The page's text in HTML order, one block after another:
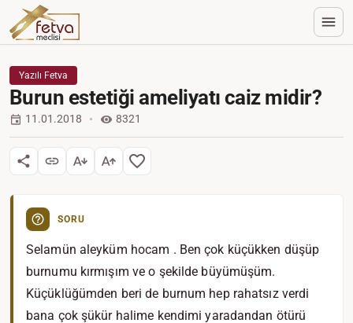
Yazılı Fetva
Burun estetiği ameliyatı caiz midir?
11.01.2018 8321
SORU
Selamün aleyküm hocam . Ben çok küçükken düşüp
burnumu kırmışım ve o şekilde büyümüşüm.
Küçüklüğümden beri de burnum hep rahatsız verdi
bana çok şükür halime kendimi yaradandan ötürü